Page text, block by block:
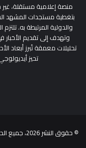
منصة إعلامية مستقلة،
بتغطية مستجدات المشهد
والدولية المرتبطة به. تلتزم
وتهدف إلى تقديم الأخبار
تحليلات معمقة تُبرز أبعاد
تحيز
© حقوق النشر 2026، جميع الحقوق محفوظة |